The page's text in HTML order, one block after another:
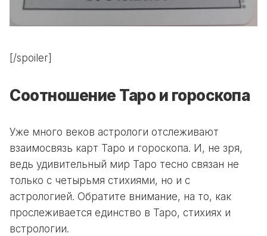
[/spoiler]
Соотношение Таро и гороскопа
Уже много веков астрологи отслеживают
взаимосвязь карт Таро и гороскопа. И, не зря,
ведь удивительный мир Таро тесно связан не
только с четырьмя стихиями, но и с
астрологией. Обратите внимание, на то, как
прослеживается единство в Таро, стихиях и
встрологии.